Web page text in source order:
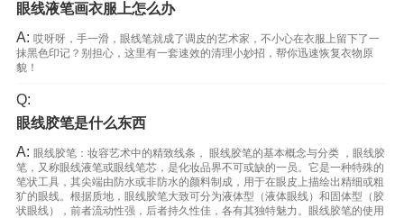
眼线液笔画衣服上怎么办
A: 哎呀呀，手一滑，眼线笔就成了调皮的艺术家，不小心在衣服上留下了一
抹黑色印记？别担心，这里有一套速效的清理小妙招，帮你迅速恢复衣物原
貌！
Q:
眼线胶笔是什么东西
A: 眼线胶笔：妆容艺术中的精致线条， 眼线胶笔的基本概念与分类 ，眼线胶
笔，又称眼线液笔或眼线笔芯，是化妆品界不可或缺的一员。它是一种特殊的
笔状工具，其尖端由防水或非防水的颜料制成，用于在眼皮上描绘出精细或粗
犷的眼线。根据质地，眼线胶笔大致可分为液体型（液体眼线）和固体型（胶
状眼线），前者流动性强，后者持久性佳，各有其独特魅力。眼线胶笔的使用